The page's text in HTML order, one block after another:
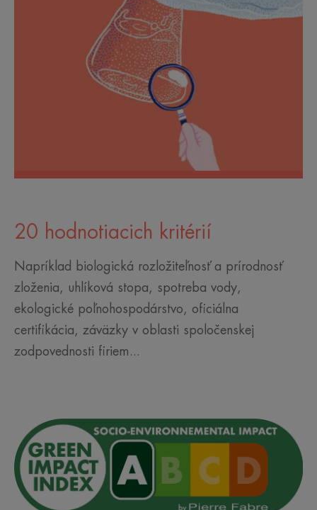
20 hodnotiacich kritérií
Napríklad biologická rozložiteľnosť a prírodnosť
zloženia, uhlíková stopa, spotreba vody,
ekologické poľnohospodárstvo, oficiálna
certifikácia, záväzky v oblasti spoločenskej
zodpovednosti firiem...